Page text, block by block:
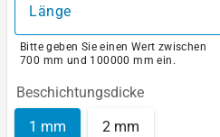
Länge
Bitte geben Sie einen Wert zwischen
700 mm und 100000 mm ein.
Beschichtungsdicke
1 mm 2 mm